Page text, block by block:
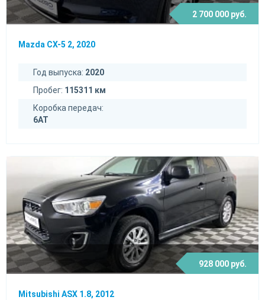
2 700 000 руб.
Mazda CX-5 2, 2020
Год выпуска: 2020
Пробег: 115311 км
Коробка передач:
6AT
928 000 руб.
Mitsubishi ASX 1.8, 2012